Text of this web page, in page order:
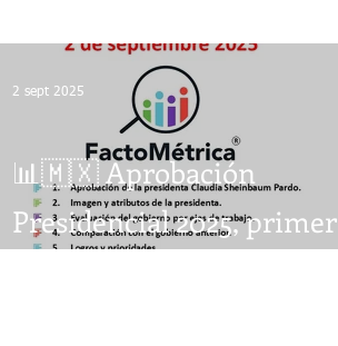
Alcadías Guanajuato
Judicial Michoacán 2027
2027 Estado de México
📊🇲🇽 Aprobación
Presidencial 2025, primer
año de gobierno.
2 sept 2025